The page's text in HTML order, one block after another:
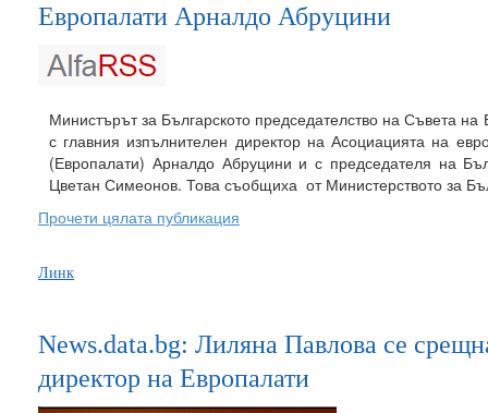
Европалати Арналдо Абруцини
Министърът за Българското председателство на Съвета
с главния изпълнителен директор на Асоциацията на
(Европалати) Арналдо Абруцини и с председателя на
Цветан Симеонов. Това съобщиха от Министерството за
Прочети цялата публикация
Линк
News.data.bg: Лиляна Павлова се
директор на Европалати